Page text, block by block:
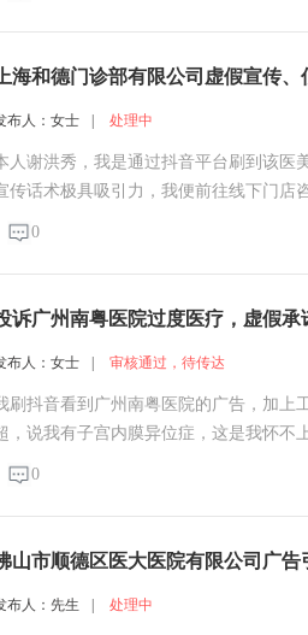
上海和德门诊部有限公司虚假宣传
布人：女士 处理中
人谢洪秀，我是通过抖音平台刷到该医
传话术极具吸引力，我便前往线下门店
和线上宣传严重不符，我当场觉得价格
0
诉广州南粤医院过度医疗，虚假
布人：女士 审核通过，待传达
刷抖音看到广州南粤医院的广告，加上
，说我有子宫内膜异位症，这是我怀不
就能怀孕。 术前我问手术多少钱，对方
0
山市顺德区医大医院有限公司广
布人：先生 处理中